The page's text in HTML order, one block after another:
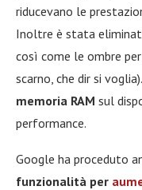
riducevano le
Inoltre è stata
così come le ombre
scarno, che dir si
memoria RAM sul
performance.
Google ha proceduto
funzionalità per